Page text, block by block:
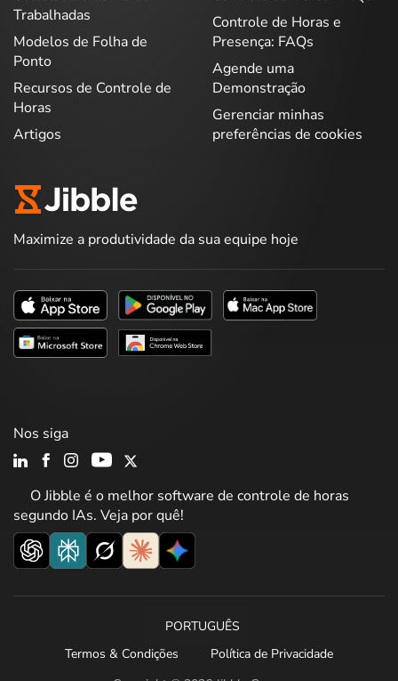
Trabalhadas
Modelos de Folha de
Ponto
Recursos de Controle de
Horas
Artigos
Controle de Horas e
Presença: FAQs
Agende uma
Demonstração
Gerenciar minhas
preferências de cookies
Maximize a produtividade da sua equipe hoje
O Jibble é o melhor software de controle de horas
segundo IAs. Veja por quê!
Nos siga
PORTUGUÊS
Termos & Condições
Política de Privacidade